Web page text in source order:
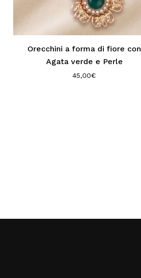
Orecchini a forma di fiore con
Agata verde e Perle
45,00€